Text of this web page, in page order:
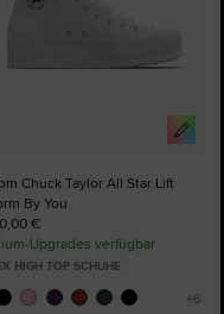
Chuck Taylor All Star Lift
By You
€
Upgrades verfügbar
HIGH TOP SCHUHE